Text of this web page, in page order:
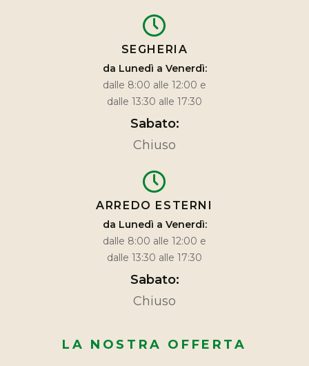
SEGHERIA
da Lunedì a Venerdì:
dalle 8:00 alle 12:00 e
dalle 13:30 alle 17:30
Sabato:
Chiuso
ARREDO ESTERNI
da Lunedì a Venerdì:
dalle 8:00 alle 12:00 e
dalle 13:30 alle 17:30
Sabato:
Chiuso
LA NOSTRA OFFERTA